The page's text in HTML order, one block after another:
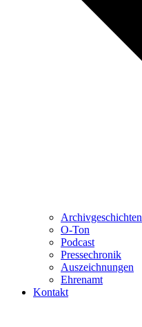
Archivgeschichten
O-Ton
Podcast
Pressechronik
Auszeichnungen
Ehrenamt
Kontakt